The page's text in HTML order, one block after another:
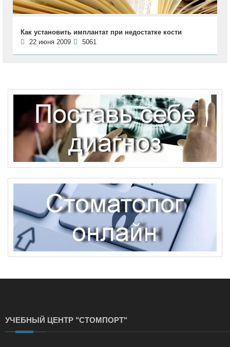
Как установить имплантат при недостатке кости
22 июня 2009
5061
УЧЕБНЫЙ ЦЕНТР "СТОМПОРТ"